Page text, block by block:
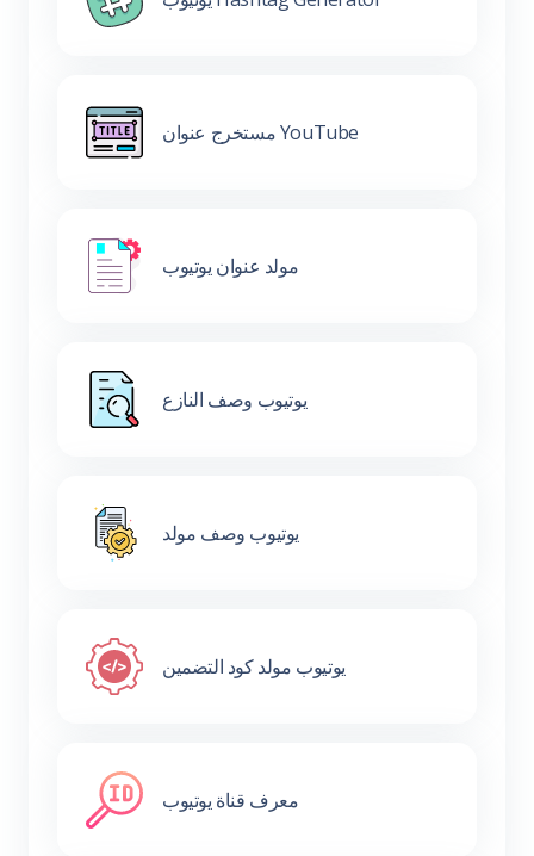
مستخرج عنوان YouTube
مولد عنوان يوتيوب
يوتيوب وصف النازع
يوتيوب وصف مولد
يوتيوب مولد كود التضمين
معرف قناة يوتيوب